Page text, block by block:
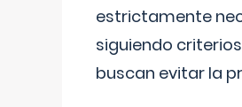
estrictamente
siguiendo
buscan evitar la